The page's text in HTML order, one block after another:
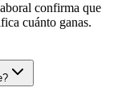
confirma que
cuánto ganas.